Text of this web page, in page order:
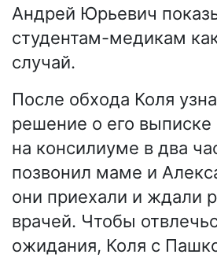
Андрей Юрьевич
студентам-медикам
случай.
После обхода Коля
решение о его выписке
на консилиуме в два
позвонил маме и
они приехали и ждали
врачей. Чтобы
ожидания, Коля с